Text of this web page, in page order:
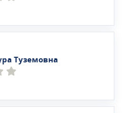
Туземовна